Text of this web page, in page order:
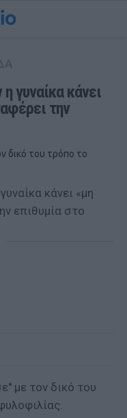
γυναίκα κάνει
την
δικό του τρόπο το
με τον δικό του